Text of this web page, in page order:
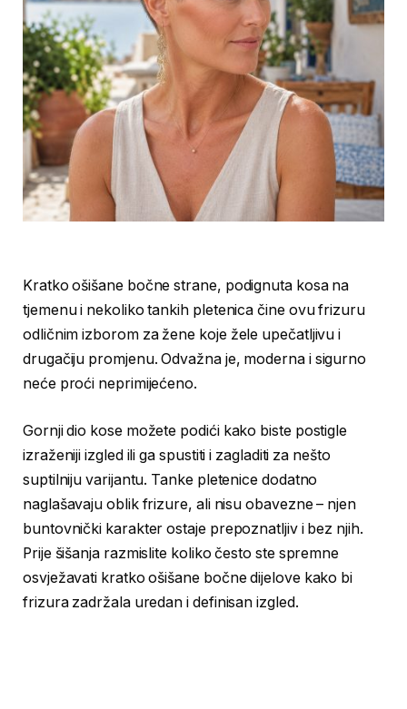
Kratko ošišane bočne strane, podignuta kosa na
tjemenu i nekoliko tankih pletenica čine ovu frizuru
odličnim izborom za žene koje žele upečatljivu i
drugačiju promjenu. Odvažna je, moderna i sigurno
neće proći neprimijećeno.
Gornji dio kose možete podići kako biste postigle
izraženiji izgled ili ga spustiti i zagladiti za nešto
suptilniju varijantu. Tanke pletenice dodatno
naglašavaju oblik frizure, ali nisu obavezne – njen
buntovnički karakter ostaje prepoznatljiv i bez njih.
Prije šišanja razmislite koliko često ste spremne
osvježavati kratko ošišane bočne dijelove kako bi
frizura zadržala uredan i definisan izgled.